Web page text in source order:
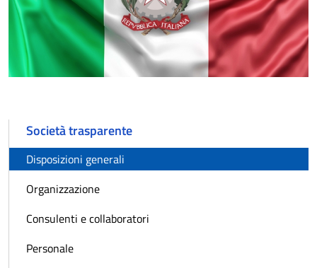
Società trasparente
Disposizioni generali
Organizzazione
Consulenti e collaboratori
Personale